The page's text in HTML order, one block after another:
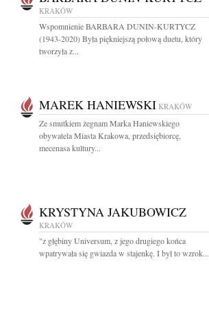
KRAKÓW
Wspomnienie BARBARA DUNIN-KURTYCZ
(1943-2020) Była piękniejszą połową duetu, który
tworzyła z...
MAREK HANIEWSKI KRAKÓW
Ze smutkiem żegnam Marka Haniewskiego
obywatela Miasta Krakowa, przedsiębiorcę,
mecenasa kultury...
KRYSTYNA JAKUBOWICZ
KRAKÓW
"z głębiny Universum, z jego drugiego końca
wpatrywała się gwiazda w stajenkę. I był to wzrok...